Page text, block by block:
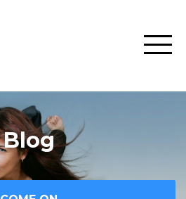
Blog